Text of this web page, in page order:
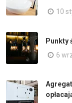
10
Punkty
6